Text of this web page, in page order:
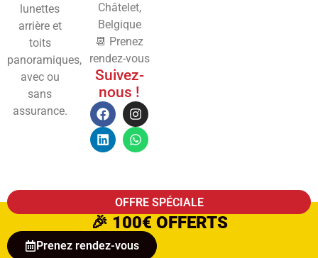
lunettes
arrière et
toits
panoramiques,
avec ou
sans
assurance.
Châtelet,
Belgique
📆 Prenez
rendez-vous
Suivez-
nous !
OFFRE SPÉCIALE
🎉 100€ OFFERTS
Prenez rendez-vous